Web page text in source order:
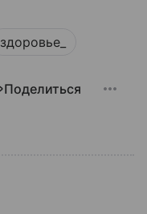
здоровье_
Поделиться